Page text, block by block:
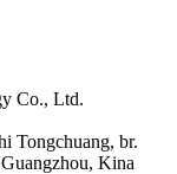
Co., Ltd.
Tongchuang, br.
Kina